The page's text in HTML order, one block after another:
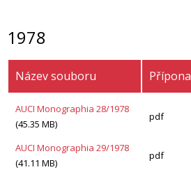
1978
Název souboru Přípona
AUCI Monographia 28/1978
(45.35 MB)
pdf
AUCI Monographia 29/1978
(41.11 MB)
pdf